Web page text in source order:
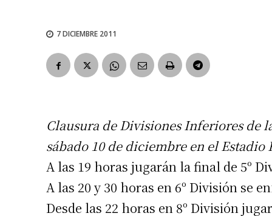
7 DICIEMBRE 2011
Clausura de Divisiones Inferiores de
sábado 10 de diciembre en el
A las 19 horas jugarán la final de 5º
A las 20 y 30 horas en 6º División se
Desde las 22 horas en 8º División